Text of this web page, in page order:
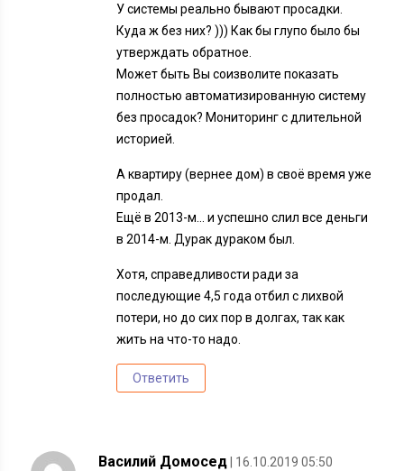
У системы реально бывают просадки.
Куда ж без них? ))) Как бы глупо было бы
утверждать обратное.
Может быть Вы соизволите показать
полностью автоматизированную систему
без просадок? Мониторинг с длительной
историей.
А квартиру (вернее дом) в своё время уже
продал.
Ещё в 2013-м… и успешно слил все деньги
в 2014-м. Дурак дураком был.
Хотя, справедливости ради за
последующие 4,5 года отбил с лихвой
потери, но до сих пор в долгах, так как
жить на что-то надо.
Ответить
Василий Домосед | 16.10.2019 05:50